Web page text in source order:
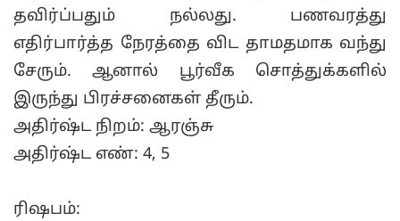
தவிர்ப்பதும் நல்லது. பணவரத்து
எதிர்பார்த்த நேரத்தை விட தாமதமாக வந்து
சேரும். ஆனால் பூர்வீக சொத்துக்களில்
இருந்து பிரச்சனைகள் தீரும்.
அதிர்ஷ்ட நிறம்: ஆரஞ்சு
அதிர்ஷ்ட எண்: 4, 5
ரிஷபம்: